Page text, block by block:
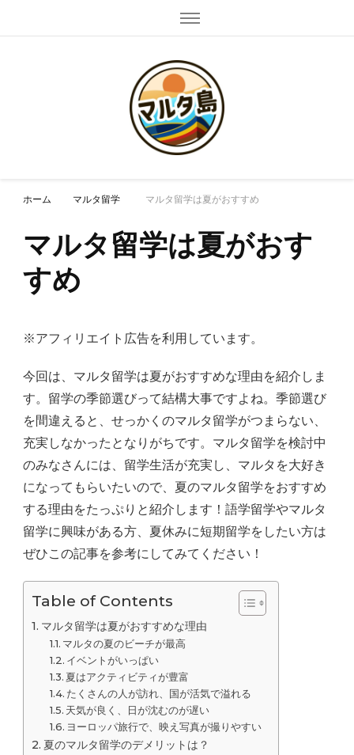
ホーム マルタ留学 マルタ留学は夏がおすすめ
マルタ留学は夏がおす
すめ
※アフィリエイト広告を利用しています。
今回は、マルタ留学は夏がおすすめな理由を紹介しま
す。留学の季節選びって結構大事ですよね。季節選び
を間違えると、せっかくのマルタ留学がつまらない、
充実しなかったとなりがちです。マルタ留学を検討中
のみなさんには、留学生活が充実し、マルタを大好き
になってもらいたいので、夏のマルタ留学をおすすめ
する理由をたっぷりと紹介します！語学留学やマルタ
留学に興味がある方、夏休みに短期留学をしたい方は
ぜひこの記事を参考にしてみてください！
Table of Contents
マルタ留学は夏がおすすめな理由
マルタの夏のビーチが最高
イベントがいっぱい
夏はアクティビティが豊富
たくさんの人が訪れ、国が活気で溢れる
天気が良く、日が沈むのが遅い
ヨーロッパ旅行で、映え写真が撮りやすい
夏のマルタ留学のデメリットは？